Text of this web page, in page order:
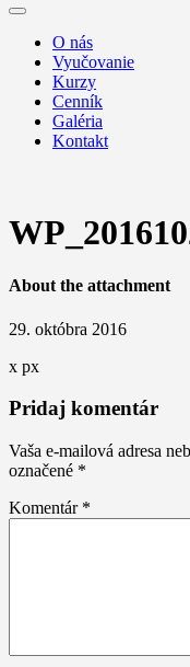
Toggle
search
field
O nás
Vyučovanie
Kurzy
Cenník
Galéria
Kontakt
About the attachment
29. októbra 2016
x px
Pridaj komentár
Vaša e-mailová adresa
označené *
Komentár *